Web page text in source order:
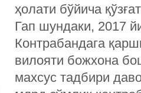
ҳолати бўйича
Гап шундаки, 2017
Контрабандага
вилояти божхона
махсус тадбири